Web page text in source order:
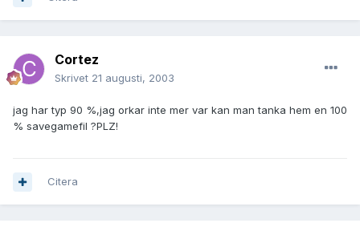
Cortez
Skrivet 21 augusti, 2003
jag har typ 90 %,jag orkar inte mer var kan man tanka hem en 100
% savegamefil ?PLZ!
Citera